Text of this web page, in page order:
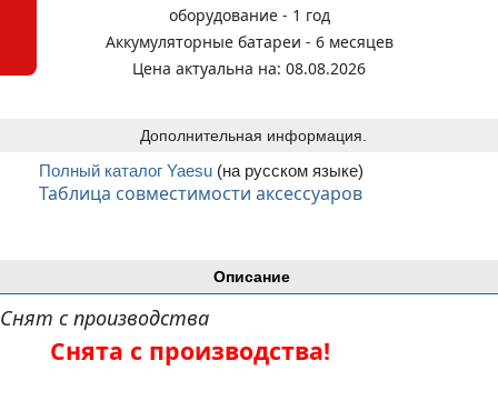
Описание
Снят с производства
Снята с производства!
оборудование - 1 год
Аккумуляторные батареи - 6 месяцев
Цена актуальна на: 08.08.2026
Дополнительная информация.
Полный каталог Yaesu (на русском языке)
Таблица совместимости аксессуаров